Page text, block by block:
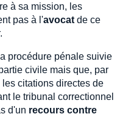
à sa mission, les
pas à l'avocat de ce
procédure pénale suivie
civile mais que, par
citations directes de
le tribunal correctionnel
d'un recours contre